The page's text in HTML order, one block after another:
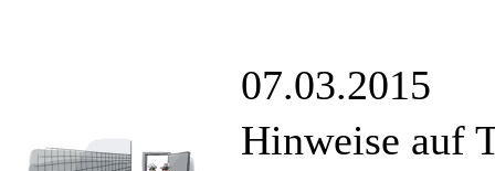
07.03.2015
Hinweise auf